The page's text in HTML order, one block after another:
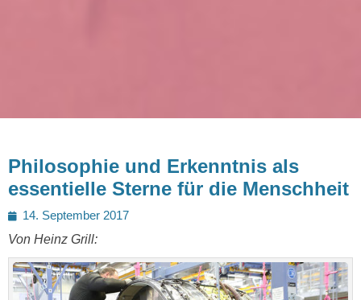
Philosophie und Erkenntnis als
essentielle Sterne für die Menschheit
Posted
on
14. September 2017
Von Heinz Grill: